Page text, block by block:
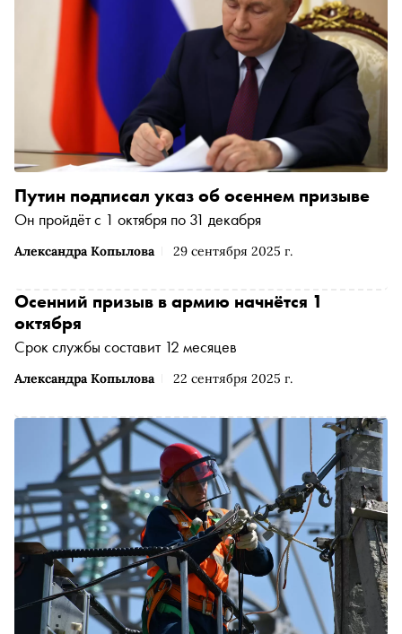
Александра Копылова 29 сентября 2025 г.
Путин подписал указ об осеннем призыве
Он пройдёт с 1 октября по 31 декабря
Александра Копылова 22 сентября 2025 г.
Осенний призыв в армию начнётся 1
октября
Срок службы составит 12 месяцев